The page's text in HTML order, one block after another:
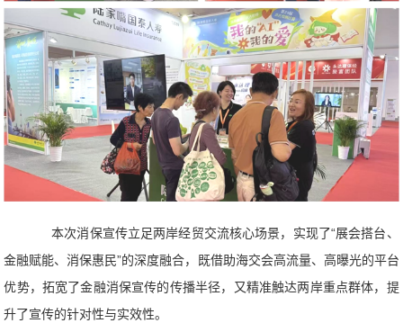
本次消保宣传立足两岸经贸交流核心场景，实现了“展会搭台、
金融赋能、消保惠民”的深度融合，既借助海交会高流量、高曝光的平台
优势，拓宽了金融消保宣传的传播半径，又精准触达两岸重点群体，提
升了宣传的针对性与实效性。